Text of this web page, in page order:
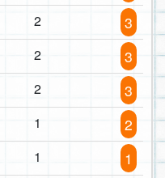
2 3
2 3
2 3
1 2
1 1